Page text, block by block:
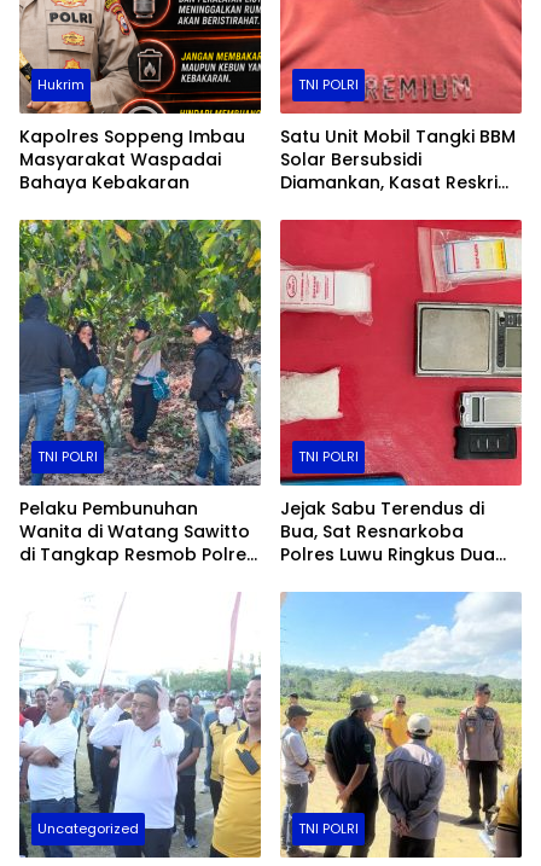
Hukrim
Kapolres Soppeng Imbau
Masyarakat Waspadai
Bahaya Kebakaran
TNI POLRI
Satu Unit Mobil Tangki BBM
Solar Bersubsidi
Diamankan, Kasat Reskrim
Hukum Berjalan
TNI POLRI
Pelaku Pembunuhan
Wanita di Watang Sawitto
di Tangkap Resmob Polres
TNI POLRI
Jejak Sabu Terendus di
Bua, Sat Resnarkoba
Polres Luwu Ringkus Dua
Uncategorized TNI POLRI